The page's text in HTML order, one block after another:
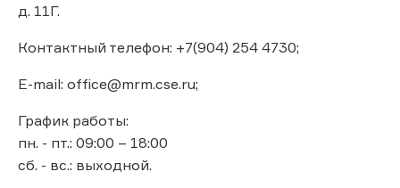
д. 11Г.
Контактный телефон: +7(904) 254 4730;
E-mail: office@mrm.cse.ru;
График работы:
пн. - пт.: 09:00 – 18:00
сб. - вс.: выходной.